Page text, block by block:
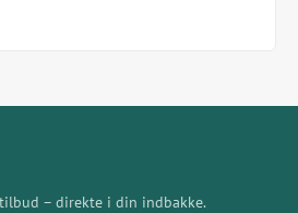
– direkte i din indbakke.